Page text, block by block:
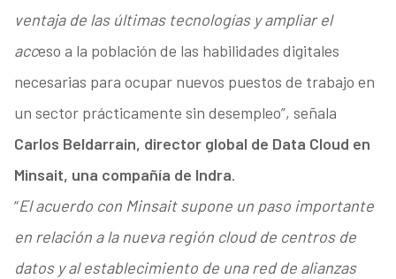
ventaja de las últimas tecnologías y ampliar el
acceso a la población de las habilidades digitales
necesarias para ocupar nuevos puestos de trabajo en
un sector prácticamente sin desempleo”, señala
Carlos Beldarrain, director global de Data Cloud en
Minsait, una compañía de Indra.
“El acuerdo con Minsait supone un paso importante
en relación a la nueva región cloud de centros de
datos y al establecimiento de una red de alianzas